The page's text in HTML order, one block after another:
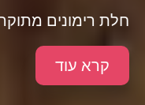
חלת רימונים
קרא עוד